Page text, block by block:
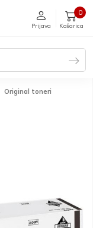
Prijava Košarica
0
Original toneri